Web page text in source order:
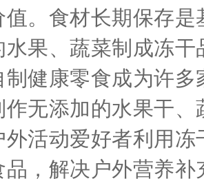
值。食材长期保存
水果、蔬菜制成冻
制健康零食成为许
作无添加的水果干
外活动爱好者利用
品，解决户外营养